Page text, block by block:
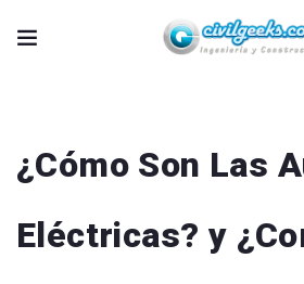
¿Cómo Son Las
Eléctricas? y